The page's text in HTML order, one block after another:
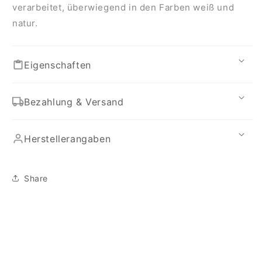
verarbeitet, überwiegend in den Farben weiß und
natur.
Eigenschaften
Bezahlung & Versand
Herstellerangaben
Share